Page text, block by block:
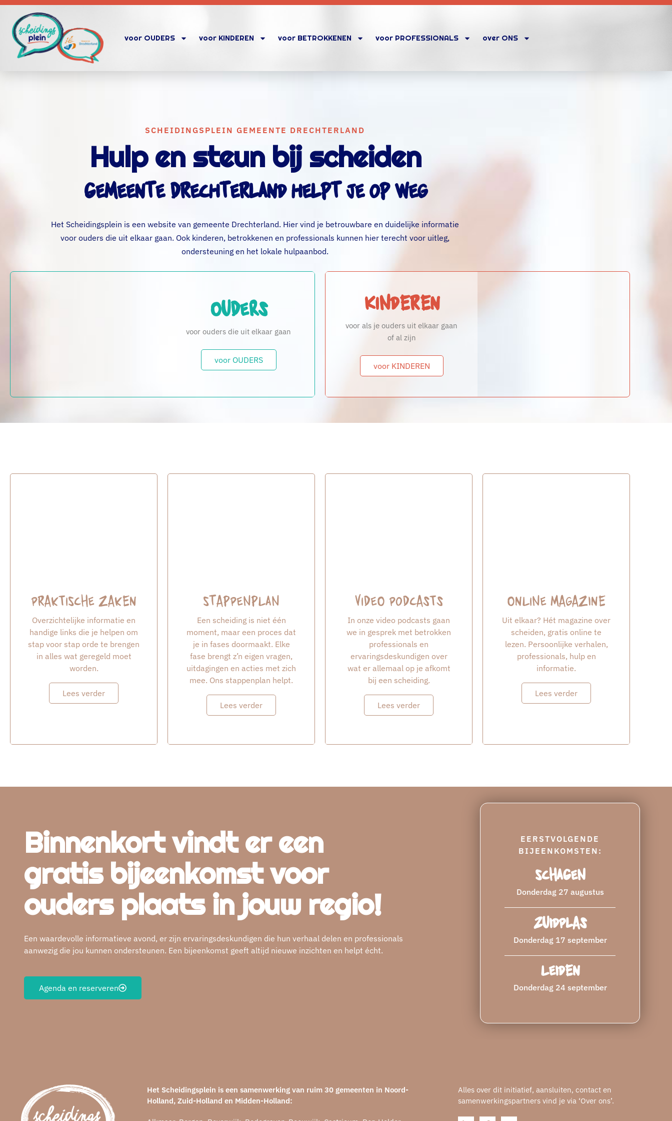
voor OUDERS voor KINDEREN voor BETROKKENEN voor PROFESSIONALS over ONS
SCHEIDINGSPLEIN GEMEENTE DRECHTERLAND
Hulp en steun bij scheiden
Gemeente Drechterland helpt je op weg
Het Scheidingsplein is een website van gemeente Drechterland. Hier vind je betrouwbare en duidelijke informatie
voor ouders die uit elkaar gaan. Ook kinderen, betrokkenen en professionals kunnen hier terecht voor uitleg,
ondersteuning en het lokale hulpaanbod.
Ouders
voor ouders die uit elkaar gaan
voor OUDERS
Kinderen
voor als je ouders uit elkaar gaan
of al zijn
voor KINDEREN
Praktische zaken
Overzichtelijke informatie en
handige links die je helpen om
stap voor stap orde te brengen
in alles wat geregeld moet
worden.
Lees verder
Stappenplan
Een scheiding is niet één
moment, maar een proces dat
je in fases doormaakt. Elke
fase brengt z’n eigen vragen,
uitdagingen en acties met zich
mee. Ons stappenplan helpt.
Lees verder
Video podcasts
In onze video podcasts gaan
we in gesprek met betrokken
professionals en
ervaringsdeskundigen over
wat er allemaal op je afkomt
bij een scheiding.
Lees verder
Online Magazine
Uit elkaar? Hét magazine over
scheiden, gratis online te
lezen. Persoonlijke verhalen,
professionals, hulp en
informatie.
Lees verder
Binnenkort vindt er een
gratis bijeenkomst voor
ouders plaats in jouw regio!
Een waardevolle informatieve avond, er zijn ervaringsdeskundigen die hun verhaal delen en professionals
aanwezig die jou kunnen ondersteunen. Een bijeenkomst geeft altijd nieuwe inzichten en helpt écht.
Agenda en reserveren
EERSTVOLGENDE
BIJEENKOMSTEN:
Schagen
Donderdag 27 augustus
Zuidplas
Donderdag 17 september
Leiden
Donderdag 24 september
Het Scheidingsplein is een samenwerking van ruim 30 gemeenten in Noord-
Holland, Zuid-Holland en Midden-Holland:
Alles over dit initiatief, aansluiten, contact en
samenwerkingspartners vind je via ‘Over ons’.